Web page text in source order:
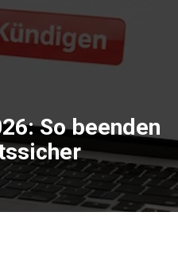
So beenden